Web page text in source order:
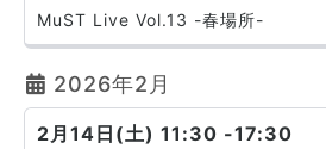
MuST Live Vol.13 -春場所-
2026年2月
2月14日(土) 11:30 -17:30